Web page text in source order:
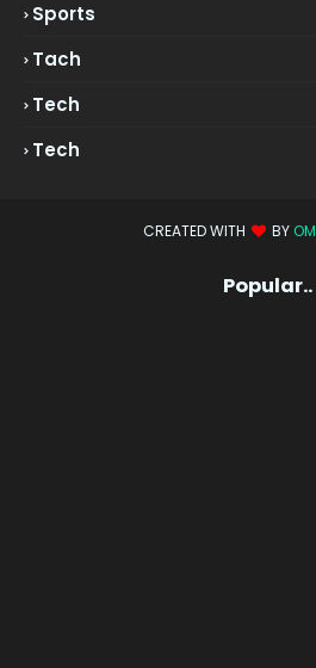
Sports
Tach
Tech
Tech
CREATED WITH BY
Popular..